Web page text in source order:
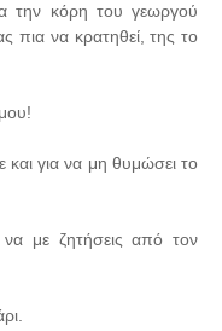
την κόρη του γεωργού
πια να κρατηθεί, της το
και για να μη θυμώσει το
με ζητήσεις από τον